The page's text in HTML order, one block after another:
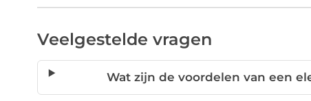
Veelgestelde vragen
Wat zijn de voordelen van een